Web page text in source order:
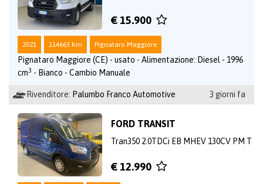
€ 15.900
2021 114663 Km Pignataro Maggiore
Pignataro Maggiore (CE) - usato - Alimentazione: Diesel - 1996
cm3 - Bianco - Cambio Manuale
Rivenditore: Palumbo Franco Automotive 3 giorni fa
FORD TRANSIT
Tran350 2.0TDCi EB MHEV 130CV PM T
€ 12.990